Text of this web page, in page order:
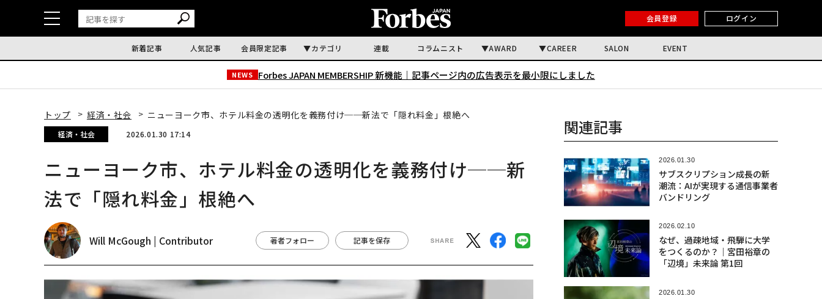
会員登録 ログイン
新着記事 人気記事 会員限定記事 カテゴリ 連載 コラムニスト AWARD CAREER SALON EVENT
NEWS Forbes JAPAN MEMBERSHIP 新機能｜ 記事ページ内の広告表示を最小限にしました
トップ 経済・社会 ニューヨーク市、ホテル料金の透明化を義務付け──新法で「隠れ料金」根絶へ
経済・社会 2026.01.30 17:14
ニューヨーク市、ホテル料金の透明化を義務付け──新
法で「隠れ料金」根絶へ
Will McGough | Contributor 著者フォロー 記事を保存
関連記事
2026.01.30
サブスクリプション成長の新
潮流：AIが実現する通信事業者
バンドリング
2026.02.10
なぜ、過疎地域・飛騨に大学
をつくるのか？｜宮田裕章の
「辺境」未来論 第1回
2026.01.30